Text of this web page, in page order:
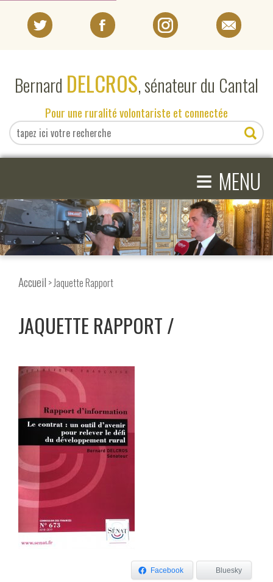
Bernard DELCROS, sénateur du Cantal
Pour une ruralité volontariste et connectée
≡ MENU
EN DIRECT DU SÉNAT
EN DIRECT DU CANTAL
COMPRENDRE LE SÉNAT
Accueil > Jaquette Rapport
JAQUETTE RAPPORT
Facebook Bluesky